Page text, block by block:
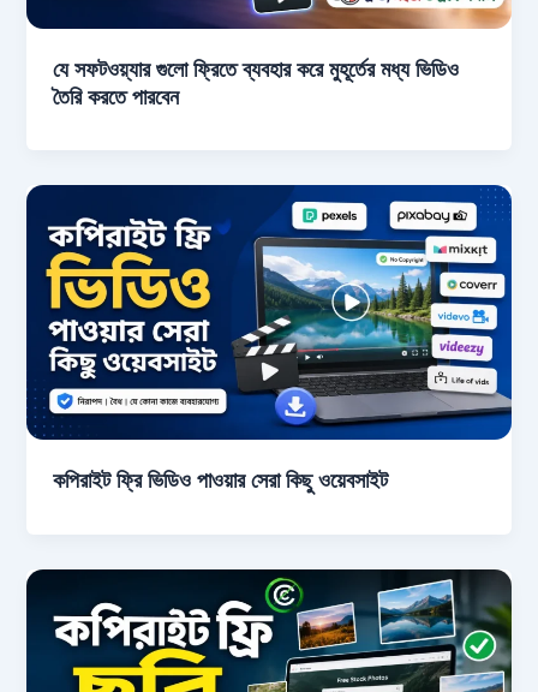
যে সফটওয়্যার গুলো ফ্রিতে ব্যবহার করে মুহূর্তের মধ্য ভিডিও
তৈরি করতে পারবেন
কপিরাইট ফ্রি ভিডিও পাওয়ার সেরা কিছু ওয়েবসাইট